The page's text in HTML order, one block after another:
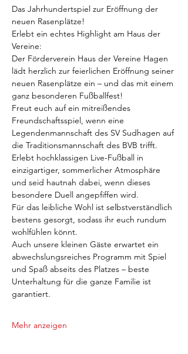
Das Jahrhundertspiel zur Eröffnung der
neuen Rasenplätze!
Erlebt ein echtes Highlight am Haus der
Vereine:
Der Förderverein Haus der Vereine Hagen
lädt herzlich zur feierlichen Eröffnung seiner
neuen Rasenplätze ein – und das mit einem
ganz besonderen Fußballfest!
Freut euch auf ein mitreißendes
Freundschaftsspiel, wenn eine
Legendenmannschaft des SV Sudhagen auf
die Traditionsmannschaft des BVB trifft.
Erlebt hochklassigen Live-Fußball in
einzigartiger, sommerlicher Atmosphäre
und seid hautnah dabei, wenn dieses
besondere Duell angepfiffen wird.
Für das leibliche Wohl ist selbstverständlich
bestens gesorgt, sodass ihr euch rundum
wohlfühlen könnt.
Auch unsere kleinen Gäste erwartet ein
abwechslungsreiches Programm mit Spiel
und Spaß abseits des Platzes – beste
Unterhaltung für die ganze Familie ist
garantiert.
Mehr anzeigen